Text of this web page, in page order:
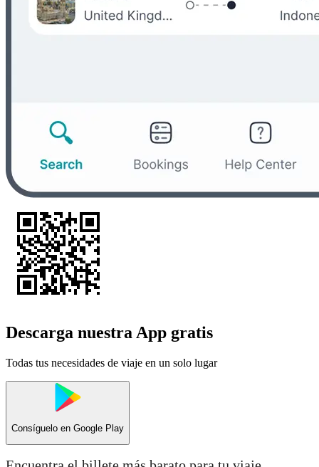
Descarga nuestra App gratis
Todas tus necesidades de viaje en un solo lugar
Consíguelo en Google Play